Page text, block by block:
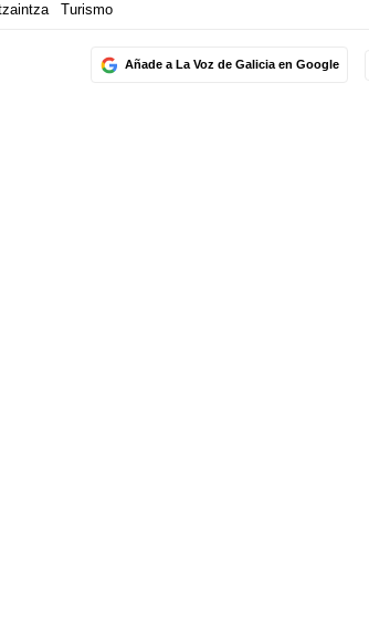
Turismo
Añade a La Voz de Galicia en Google